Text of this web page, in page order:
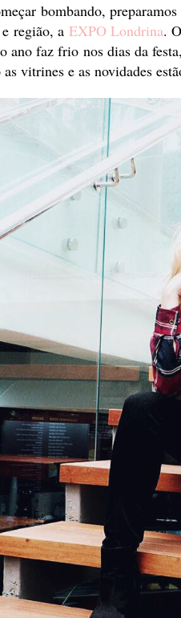
bombando,
região, a EXPO Londrina.
ano faz frio nos dias da
as vitrines e as novidades